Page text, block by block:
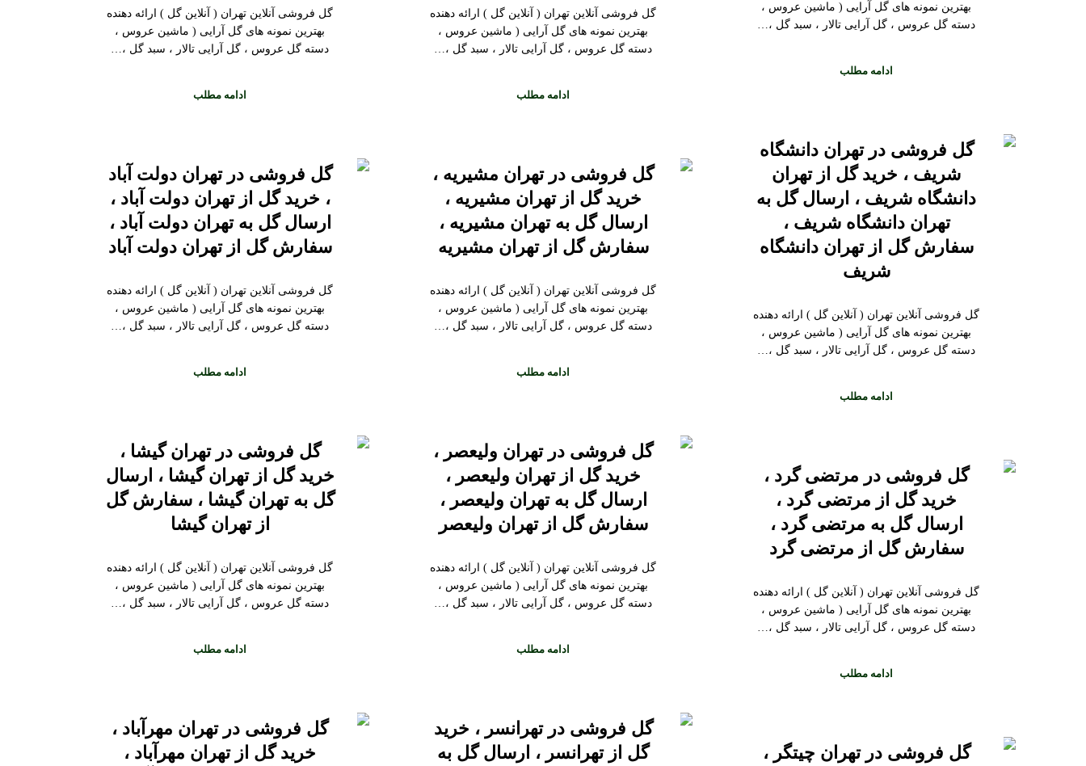
بهترین نمونه های گل آرایی ( ماشین عروس ،
دسته گل عروس ، گل آرایی تالار ، سبد گل ،…
ادامه مطلب
گل فروشی آنلاین تهران ( آنلاین گل ) ارائه دهنده
بهترین نمونه های گل آرایی ( ماشین عروس ،
دسته گل عروس ، گل آرایی تالار ، سبد گل ،…
ادامه مطلب
گل فروشی آنلاین تهران ( آنلاین گل ) ارائه دهنده
بهترین نمونه های گل آرایی ( ماشین عروس ،
دسته گل عروس ، گل آرایی تالار ، سبد گل ،…
ادامه مطلب
گل فروشی در تهران دانشگاه
شریف ، خرید گل از تهران
دانشگاه شریف ، ارسال گل به
تهران دانشگاه شریف ،
سفارش گل از تهران دانشگاه
شریف
گل فروشی آنلاین تهران ( آنلاین گل ) ارائه دهنده
بهترین نمونه های گل آرایی ( ماشین عروس ،
دسته گل عروس ، گل آرایی تالار ، سبد گل ،…
ادامه مطلب
گل فروشی در تهران دولت آباد
، خرید گل از تهران دولت آباد ،
ارسال گل به تهران دولت آباد ،
سفارش گل از تهران دولت آباد
گل فروشی آنلاین تهران ( آنلاین گل ) ارائه دهنده
بهترین نمونه های گل آرایی ( ماشین عروس ،
دسته گل عروس ، گل آرایی تالار ، سبد گل ،…
ادامه مطلب
گل فروشی در تهران مشیریه ،
خرید گل از تهران مشیریه ،
ارسال گل به تهران مشیریه ،
سفارش گل از تهران مشیریه
گل فروشی آنلاین تهران ( آنلاین گل ) ارائه دهنده
بهترین نمونه های گل آرایی ( ماشین عروس ،
دسته گل عروس ، گل آرایی تالار ، سبد گل ،…
ادامه مطلب
گل فروشی در تهران گیشا ،
خرید گل از تهران گیشا ، ارسال
گل به تهران گیشا ، سفارش گل
از تهران گیشا
گل فروشی آنلاین تهران ( آنلاین گل ) ارائه دهنده
بهترین نمونه های گل آرایی ( ماشین عروس ،
دسته گل عروس ، گل آرایی تالار ، سبد گل ،…
ادامه مطلب
گل فروشی در تهران ولیعصر ،
خرید گل از تهران ولیعصر ،
ارسال گل به تهران ولیعصر ،
سفارش گل از تهران ولیعصر
گل فروشی آنلاین تهران ( آنلاین گل ) ارائه دهنده
بهترین نمونه های گل آرایی ( ماشین عروس ،
دسته گل عروس ، گل آرایی تالار ، سبد گل ،…
ادامه مطلب
گل فروشی در مرتضی گرد ،
خرید گل از مرتضی گرد ،
ارسال گل به مرتضی گرد ،
سفارش گل از مرتضی گرد
گل فروشی آنلاین تهران ( آنلاین گل ) ارائه دهنده
بهترین نمونه های گل آرایی ( ماشین عروس ،
دسته گل عروس ، گل آرایی تالار ، سبد گل ،…
ادامه مطلب
گل فروشی در تهران مهرآباد ،
خرید گل از تهران مهرآباد ،
گل فروشی در تهرانسر ، خرید
گل از تهرانسر ، ارسال گل به
گل فروشی در تهران چیتگر ،